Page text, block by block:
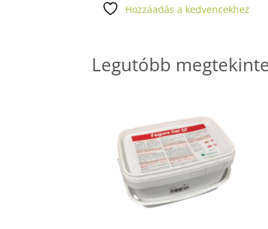
Hozzáadás a kedvencekhez
Legutóbb